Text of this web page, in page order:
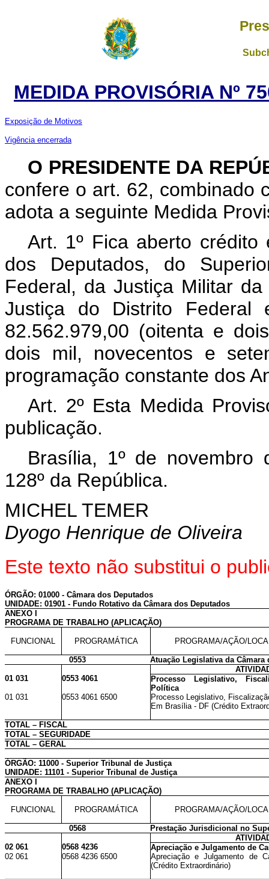
MEDIDA PROVISÓRIA Nº
Exposição de Motivos
Vigência encerrada
O PRESIDENTE DA
confere o art. 62, combinado
adota a seguinte Medida
Art. 1º Fica aberto
dos Deputados, do
Federal, da Justiça Militar
Justiça do Distrito
82.562.979,00 (oitenta e
dois mil, novecentos e
programação constante dos
Art. 2º Esta Medida
publicação.
Brasília, 1º de novembro
128º da República.
MICHEL TEMER
Dyogo Henrique de Oliveira
Este texto não substitui o
ÓRGÃO: 01000 - Câmara dos Deputados
UNIDADE: 01901 - Fundo Rotativo da Câmara dos Deputados
ANEXO I
PROGRAMA DE TRABALHO (APLICAÇÃO)
FUNCIONAL PROGRAMÁTICA PROGRAMA/AÇÃO/
0553
Atuação Legislativa da Câmara
01 031
0553 4061
Processo Legislativo,
Política
01 031
0553 4061 6500
Processo Legislativo,
Em Brasília - DF (Crédito
TOTAL – FISCAL
TOTAL – SEGURIDADE
TOTAL – GERAL
ÓRGÃO: 11000 - Superior Tribunal de Justiça
UNIDADE: 11101 - Superior Tribunal de Justiça
ANEXO I
PROGRAMA DE TRABALHO (APLICAÇÃO)
FUNCIONAL PROGRAMÁTICA PROGRAMA/AÇÃO/
0568
Prestação Jurisdicional no
02 061
0568 4236
Apreciação e Julgamento de
02 061
0568 4236 6500
Apreciação e Julgamento de
(Crédito Extraordinário)